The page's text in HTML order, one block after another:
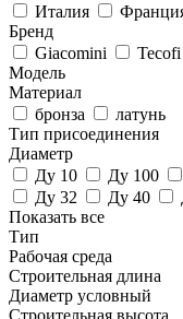
Италия
Бренд
Giacomini
Tecofi
Модель
Материал
бронза
латунь
Тип присоединения
Диаметр
Ду 10
Ду 100
Ду 32
Ду 40
Показать все
Тип
Рабочая среда
Строительная длина
Диаметр условный
Строительная высота